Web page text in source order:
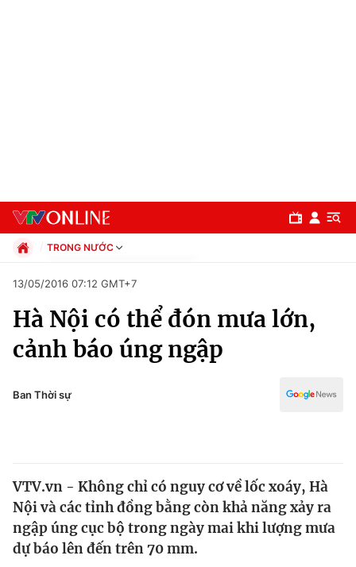
Chuyên mục
Chính trị
Y tế
Thế giới
TRONG NƯỚC
Xã hội
Pháp luật
Kinh tế
Thể thao
Văn hóa - Giải trí
Giáo dục
13/05/2016 07:12 GMT+7
Hà Nội có thể đón mưa lớn,
cảnh báo úng ngập
Ban Thời sự
VTV.vn - Không chỉ có nguy cơ về lốc xoáy, Hà
Nội và các tỉnh đồng bằng còn khả năng xảy ra
ngập úng cục bộ trong ngày mai khi lượng mưa
dự báo lên đến trên 70 mm.